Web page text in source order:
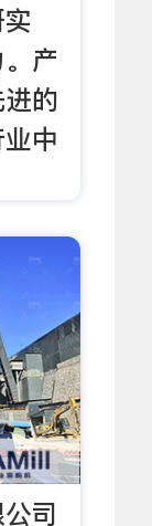
产
的
中
司